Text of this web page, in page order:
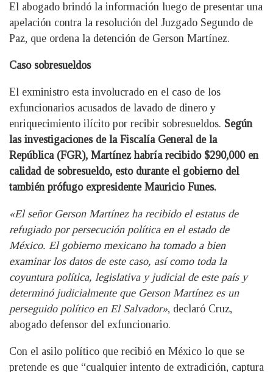
El abogado brindó la información luego de presentar una
apelación contra la resolución del Juzgado Segundo de
Paz, que ordena la detención de Gerson Martínez.
Caso sobresueldos
El exministro esta involucrado en el caso de los
exfuncionarios acusados de lavado de dinero y
enriquecimiento ilícito por recibir sobresueldos. Según
las investigaciones de la Fiscalía General de la
República (FGR), Martínez habría recibido $290,000 en
calidad de sobresueldo, esto durante el gobierno del
también prófugo expresidente Mauricio Funes.
«El señor Gerson Martínez ha recibido el estatus de
refugiado por persecución política en el estado de
México. El gobierno mexicano ha tomado a bien
examinar los datos de este caso, así como toda la
coyuntura política, legislativa y judicial de este país y
determinó judicialmente que Gerson Martínez es un
perseguido político en El Salvador», declaró Cruz,
abogado defensor del exfuncionario.
Con el asilo político que recibió en México lo que se
pretende es que “cualquier intento de extradición, captura